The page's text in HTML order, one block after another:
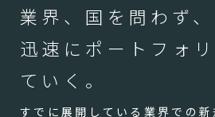
業界、国を問わず、
迅速にポートフォ
ていく。
すでに展開している業界での